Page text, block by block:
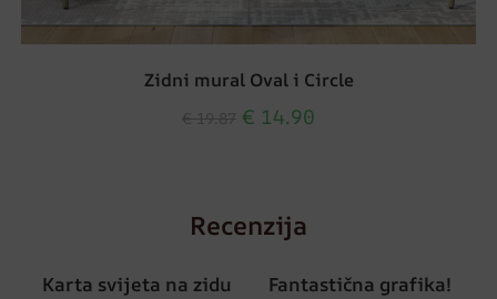
Zidni mural Oval i Circle
€ 14.90
Recenzija
Karta svijeta na zidu Fantastična grafika!